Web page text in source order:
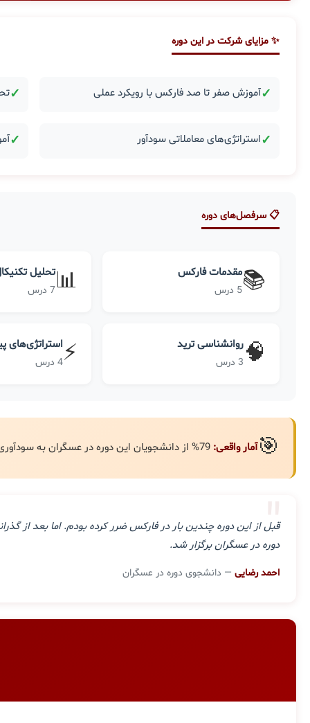
✨ مزایای شرکت در این دوره
✓آموزش صفر تا صد فارکس با رویکرد عملی ✓
✓استراتژی‌های معاملاتی سودآور ✓
📋 سرفصل‌های دوره
📚مقدمات فارکس
5 درس 📊تحلیل
7 درس
🧠روانشناسی ترید
3 درس ⚡استراتژی‌های
4 درس
🎯آمار واقعی:
"
قبل از این دوره چندین بار در فارکس ضرر کرده بودم. اما بعد از
دوره در عسگران برگزار شد.
احمد رضایی — دانشجوی دوره در عسگران